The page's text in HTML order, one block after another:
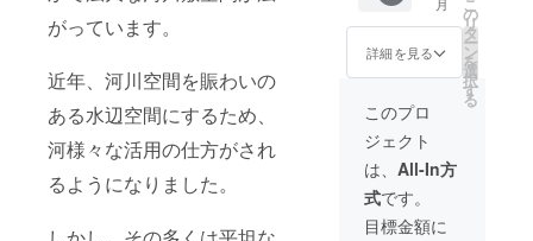
がっています。
近年、河川空間を賑わいの
ある水辺空間にするため、
河様々な活用の仕方がされ
るようになりました。
ゴデー
タ送付
の旨を
メール
にてロ
ゴデー
タをご
送付く
ださ
注意事
項：レ
ンタル
故や怪
我など
につい
ては責
任を負
いませ
ん。 安
制作し
たどて
ファニ
チャー
を郵送
いたし
ます。
・有効
期限：
2025年
11月か
ら2027
あなた
の主催
するイ
ベント
等に
『どて
ファニ
チャー
』数台
を設置
し、空
間演出
月
詳細を見る
の
リ
タ
ー
ン
を
選
択
す
る
このプロ
ジェクト
は、 All-In方
式です。
目標金額に